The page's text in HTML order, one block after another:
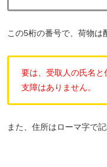
この5桁の番号で、荷物は
要は、受取人の氏名と
支障はありません。
また、住所はローマ字で